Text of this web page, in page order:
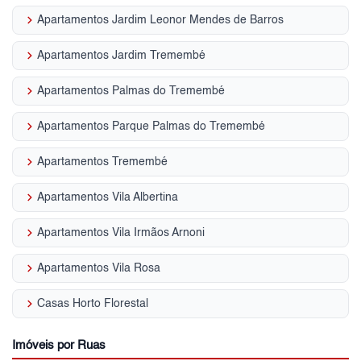
keyboard_arrow_right Apartamentos Jardim Leonor Mendes de Barros
keyboard_arrow_right Apartamentos Jardim Tremembé
keyboard_arrow_right Apartamentos Palmas do Tremembé
keyboard_arrow_right Apartamentos Parque Palmas do Tremembé
keyboard_arrow_right Apartamentos Tremembé
keyboard_arrow_right Apartamentos Vila Albertina
keyboard_arrow_right Apartamentos Vila Irmãos Arnoni
keyboard_arrow_right Apartamentos Vila Rosa
keyboard_arrow_right Casas Horto Florestal
Imóveis por Ruas